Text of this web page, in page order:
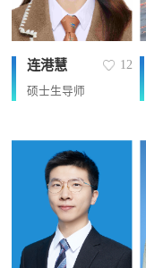
连港慧 12
硕士生导师